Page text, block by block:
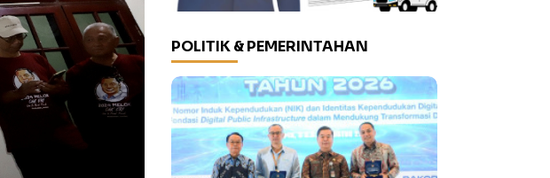
POLITIK & PEMERINTAHAN